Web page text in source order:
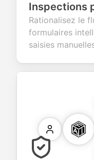
Inspections
Rationalisez le
formulaires
saisies